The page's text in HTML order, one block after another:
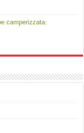
camperizzata: